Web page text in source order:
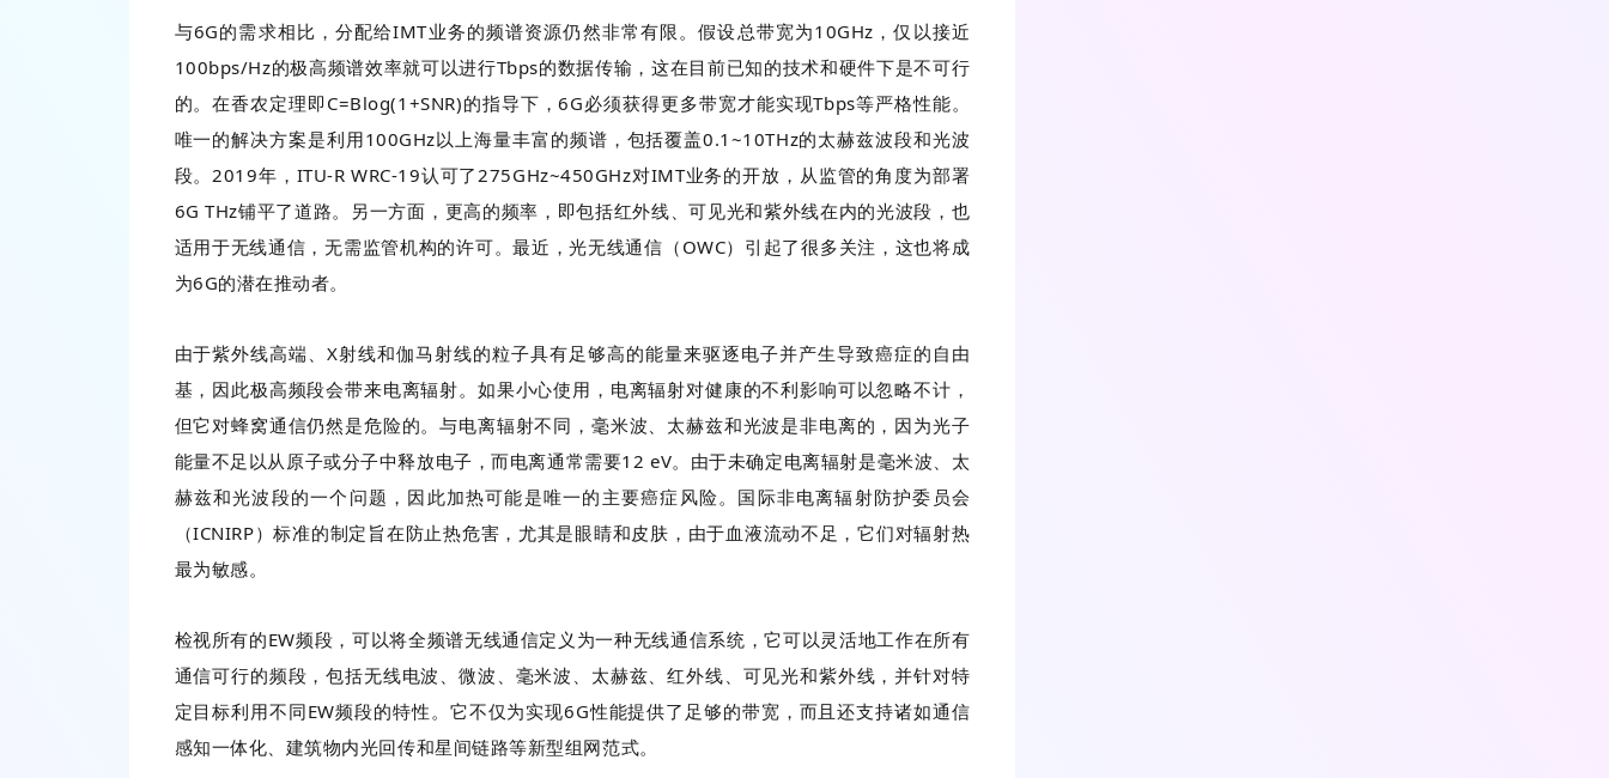
与6G的需求相比，分配给IMT业务的频谱资源仍然非常有限。假设总带宽为10GHz，仅以接近
100bps/Hz的极高频谱效率就可以进行Tbps的数据传输，这在目前已知的技术和硬件下是不可行
的。在香农定理即C=Blog(1+SNR)的指导下，6G必须获得更多带宽才能实现Tbps等严格性能。
唯一的解决方案是利用100GHz以上海量丰富的频谱，包括覆盖0.1~10THz的太赫兹波段和光波
段。2019年，ITU-R WRC-19认可了275GHz~450GHz对IMT业务的开放，从监管的角度为部署
6G THz铺平了道路。另一方面，更高的频率，即包括红外线、可见光和紫外线在内的光波段，也
适用于无线通信，无需监管机构的许可。最近，光无线通信（OWC）引起了很多关注，这也将成
为6G的潜在推动者。
由于紫外线高端、X射线和伽马射线的粒子具有足够高的能量来驱逐电子并产生导致癌症的自由
基，因此极高频段会带来电离辐射。如果小心使用，电离辐射对健康的不利影响可以忽略不计，
但它对蜂窝通信仍然是危险的。与电离辐射不同，毫米波、太赫兹和光波是非电离的，因为光子
能量不足以从原子或分子中释放电子，而电离通常需要12 eV。由于未确定电离辐射是毫米波、太
赫兹和光波段的一个问题，因此加热可能是唯一的主要癌症风险。国际非电离辐射防护委员会
（ICNIRP）标准的制定旨在防止热危害，尤其是眼睛和皮肤，由于血液流动不足，它们对辐射热
最为敏感。
检视所有的EW频段，可以将全频谱无线通信定义为一种无线通信系统，它可以灵活地工作在所有
通信可行的频段，包括无线电波、微波、毫米波、太赫兹、红外线、可见光和紫外线，并针对特
定目标利用不同EW频段的特性。它不仅为实现6G性能提供了足够的带宽，而且还支持诸如通信
感知一体化、建筑物内光回传和星间链路等新型组网范式。